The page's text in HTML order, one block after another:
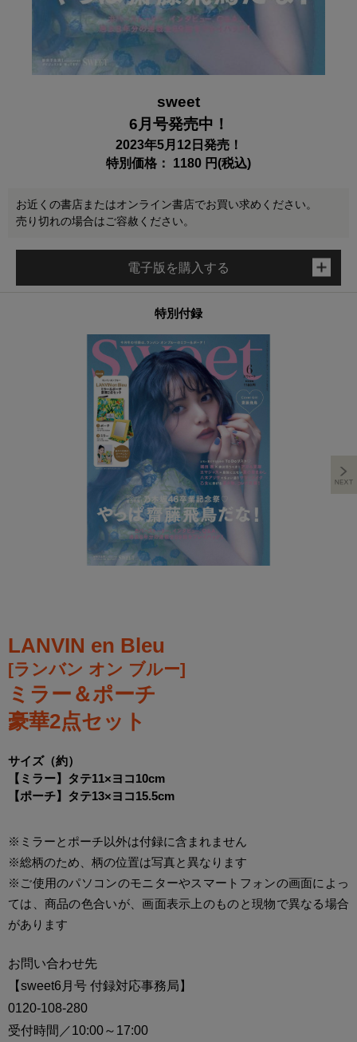
sweet
6月号発売中！
2023年5月12日発売！
特別価格： 1180 円(税込)
お近くの書店またはオンライン書店でお買い求めください。
売り切れの場合はご容赦ください。
電子版を購入する
特別付録
LANVIN en Bleu
[ランバン オン ブルー]
ミラー＆ポーチ
豪華2点セット
サイズ（約）
【ミラー】タテ11×ヨコ10cm
【ポーチ】タテ13×ヨコ15.5cm
※ミラーとポーチ以外は付録に含まれません
※総柄のため、柄の位置は写真と異なります
※ご使用のパソコンのモニターやスマートフォンの画面によっ
ては、商品の色合いが、画面表示上のものと現物で異なる場合
があります
お問い合わせ先
【sweet6月号 付録対応事務局】
0120-108-280
受付時間／10:00～17:00